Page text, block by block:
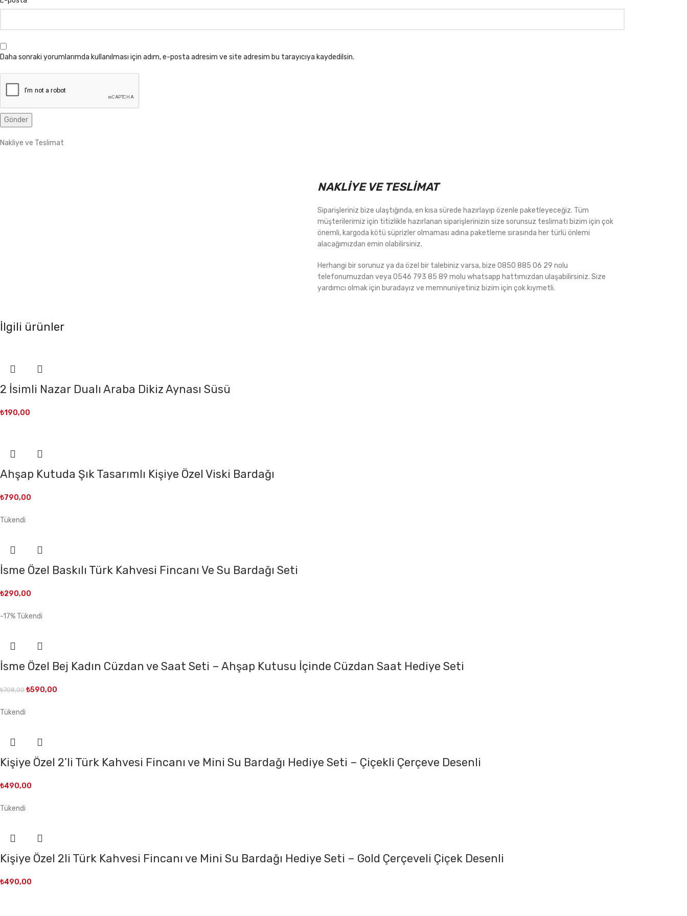
Daha sonraki yorumlarımda kullanılması için adım, e-posta adresim ve site adresim bu tarayıcıya kaydedilsin.
Nakliye ve Teslimat
NAKLİYE VE TESLİMAT
Siparişleriniz bize ulaştığında, en kısa sürede hazırlayıp özenle paketleyeceğiz. Tüm
müşterilerimiz için titizlikle hazırlanan siparişlerinizin size sorunsuz teslimatı bizim için çok
önemli, kargoda kötü süprizler olmaması adına paketleme sırasında her türlü önlemi
alacağımızdan emin olabilirsiniz.
Herhangi bir sorunuz ya da özel bir talebiniz varsa, bize 0850 885 06 29 nolu
telefonumuzdan veya 0546 793 85 89 molu whatsapp hattımızdan ulaşabilirsiniz. Size
yardımcı olmak için buradayız ve memnuniyetiniz bizim için çok kıymetli.
İlgili ürünler
2 İsimli Nazar Dualı Araba Dikiz Aynası Süsü
₺190,00
Ahşap Kutuda Şık Tasarımlı Kişiye Özel Viski Bardağı
₺790,00
Tükendi
İsme Özel Baskılı Türk Kahvesi Fincanı Ve Su Bardağı Seti
₺290,00
-17% Tükendi
İsme Özel Bej Kadın Cüzdan ve Saat Seti – Ahşap Kutusu İçinde Cüzdan Saat Hediye Seti
₺708,00 ₺590,00
Tükendi
Kişiye Özel 2’li Türk Kahvesi Fincanı ve Mini Su Bardağı Hediye Seti – Çiçekli Çerçeve Desenli
₺490,00
Tükendi
Kişiye Özel 2li Türk Kahvesi Fincanı ve Mini Su Bardağı Hediye Seti – Gold Çerçeveli Çiçek Desenli
₺490,00